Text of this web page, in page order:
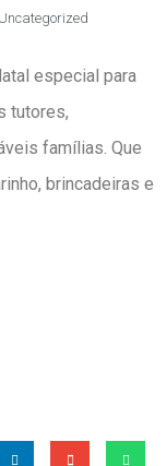
Uncategorized
especial para
tutores,
famílias. Que
brincadeiras e